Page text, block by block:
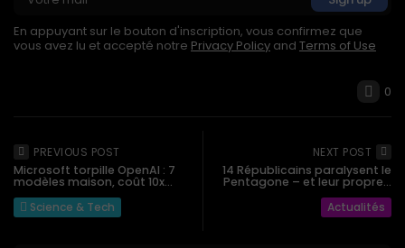
En appuyant sur le bouton d'inscription, vous confirmez que
vous avez lu et accepté notre Privacy Policy and Terms of Use
0
PREVIOUS POST
Microsoft torpille OpenAI : 7
modèles maison, coût 10x...
Science & Tech
NEXT POST
14 Républicains paralysent le
Pentagone – et leur propre...
Actualités